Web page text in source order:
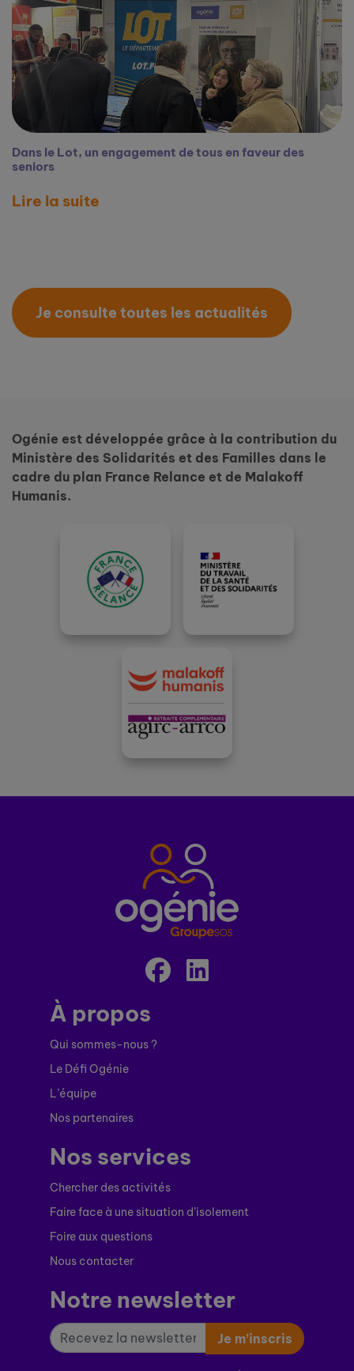
Dans le Lot, un engagement de tous en faveur des
seniors
Lire la suite
Je consulte toutes les actualités
Ogénie est développée grâce à la contribution du
Ministère des Solidarités et des Familles dans le
cadre du plan France Relance et de Malakoff
Humanis.
À propos
Qui sommes-nous ?
Le Défi Ogénie
L’équipe
Nos partenaires
Nos services
Chercher des activités
Faire face à une situation d’isolement
Foire aux questions
Nous contacter
Notre newsletter
Je m’inscris